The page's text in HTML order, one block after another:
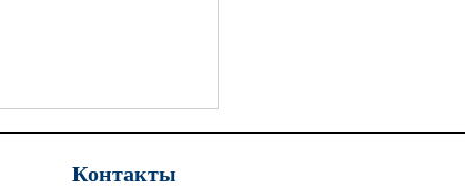
Контакты